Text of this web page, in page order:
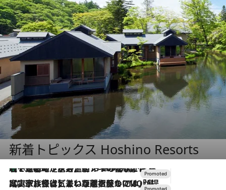
新着トピックス Hoshino Resorts
2026.8.7
【トンボの足水浴】ヒノキの香りに包まれて涼感マックス！約13℃の湧水かけ流しを避暑地「星野温泉 トンボの湯」で体験
2026.7.31
【ホテル帰省】という選択肢をOMOが提案。家族とほどよい距離を保つには「昼は実家、夜は気兼ねなくホテルで！」